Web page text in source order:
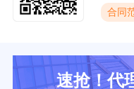
合同
速抢！代